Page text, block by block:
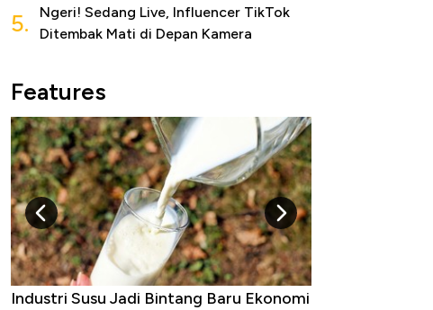
5.
Ngeri! Sedang Live, Influencer TikTok
Ditembak Mati di Depan Kamera
Features
5 Raja Ekonomi Indonesia: Maaf, Gak